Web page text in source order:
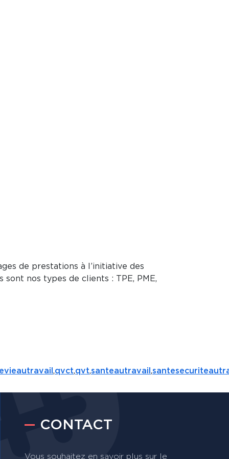
de prestations à l’initiative des
nos types de clients : TPE, PME,
,qvct,qvt,santeautravail ,
CONTACT
Vous souhaitez en savoir plus sur le